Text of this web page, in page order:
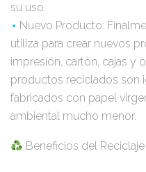
su uso.
Nuevo Producto:
utiliza para crear nuevos
impresión, cartón, cajas y
productos reciclados son
fabricados con papel
ambiental mucho menor.
Beneficios del